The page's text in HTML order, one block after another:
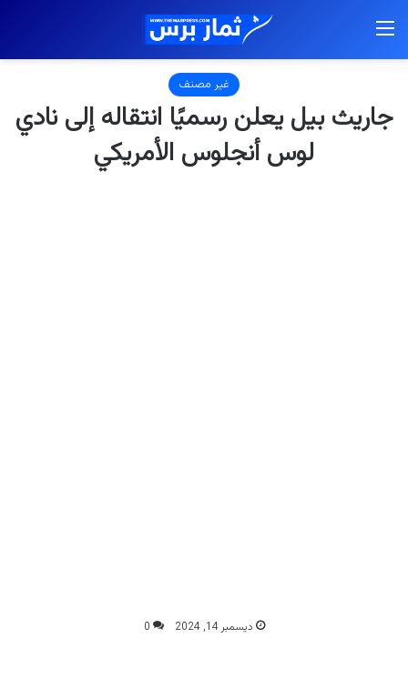
غير مصنف
جاريث بيل يعلن رسميًا انتقاله إلى نادي
لوس أنجلوس الأمريكي
ديسمبر 14, 2024 0